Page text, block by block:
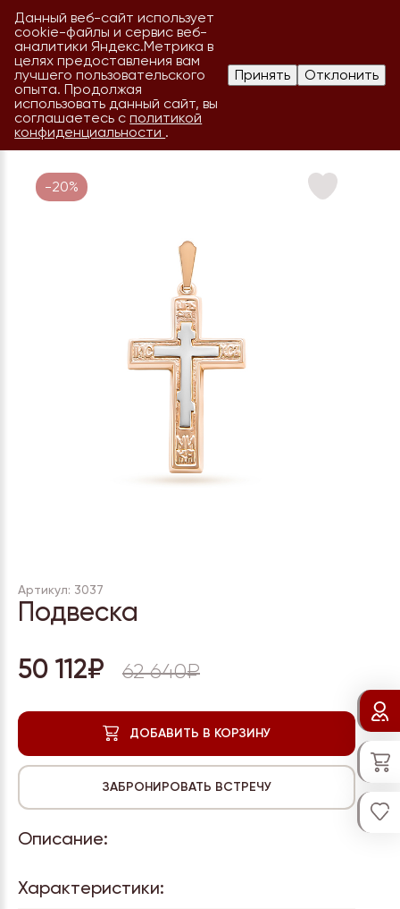
-20%
Артикул: 3037
Подвеска
50 112₽ 62 640₽
Описание:
Характеристики:
Данный веб-сайт использует
cookie-файлы и сервис веб-
аналитики Яндекс.Метрика в
целях предоставления вам
лучшего пользовательского
опыта. Продолжая
использовать данный сайт, вы
соглашаетесь сполитикой
конфиденциальности .
Принять Отклонить